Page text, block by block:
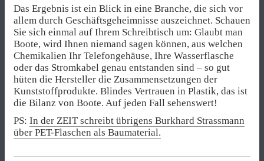
Das Ergebnis ist ein Blick in eine Branche, die sich vor
allem durch Geschäftsgeheimnisse auszeichnet. Schauen
Sie sich einmal auf Ihrem Schreibtisch um: Glaubt man
Boote, wird Ihnen niemand sagen können, aus welchen
Chemikalien Ihr Telefongehäuse, Ihre Wasserflasche
oder das Stromkabel genau entstanden sind – so gut
hüten die Hersteller die Zusammensetzungen der
Kunststoffprodukte. Blindes Vertrauen in Plastik, das ist
die Bilanz von Boote. Auf jeden Fall sehenswert!
PS: In der ZEIT schreibt übrigens Burkhard Strassmann
über PET-Flaschen als Baumaterial.